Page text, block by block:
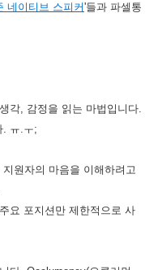
네이티브 스피커'들과 파셀통
각, 감정을 읽는 마법입니다.
. ㅠ.ㅜ;
원자의 마음을 이해하려고
요 포지션만 제한적으로 사